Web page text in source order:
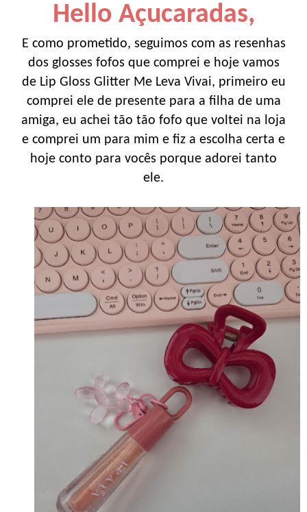
Hello Açucaradas,
E como prometido, seguimos com as resenhas
dos glosses fofos que comprei e hoje vamos
de Lip Gloss Glitter Me Leva Vivai, primeiro eu
comprei ele de presente para a filha de uma
amiga, eu achei tão tão fofo que voltei na loja
e comprei um para mim e fiz a escolha certa e
hoje conto para vocês porque adorei tanto
ele.